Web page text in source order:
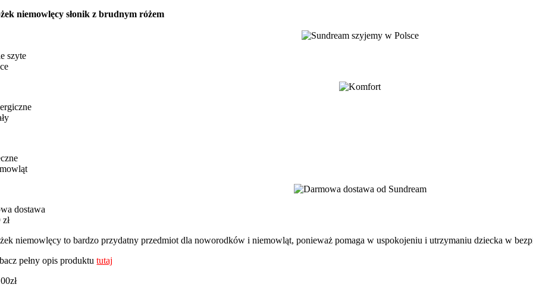
niemowlęcy słonik z brudnym różem
szyte
dostawa
niemowlęcy to bardzo przydatny przedmiot dla noworodków i niemowląt, ponieważ pomaga w uspokojeniu i utrzymaniu dziecka w
pełny opis produktututaj
zł